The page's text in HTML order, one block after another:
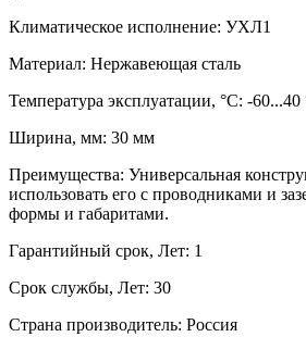
Климатическое исполнение: УХЛ1
Материал: Нержавеющая сталь
Температура эксплуатации, °C: -60...40
Ширина, мм: 30 мм
Преимущества: Универсальная
использовать его с проводниками и
формы и габаритами.
Гарантийный срок, Лет: 1
Срок службы, Лет: 30
Страна производитель: Россия